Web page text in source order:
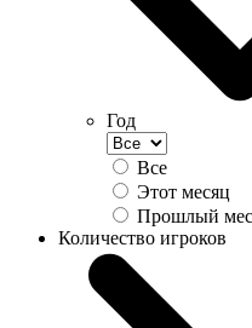
Год
Все
Этот месяц
Прошлый
Количество игроков